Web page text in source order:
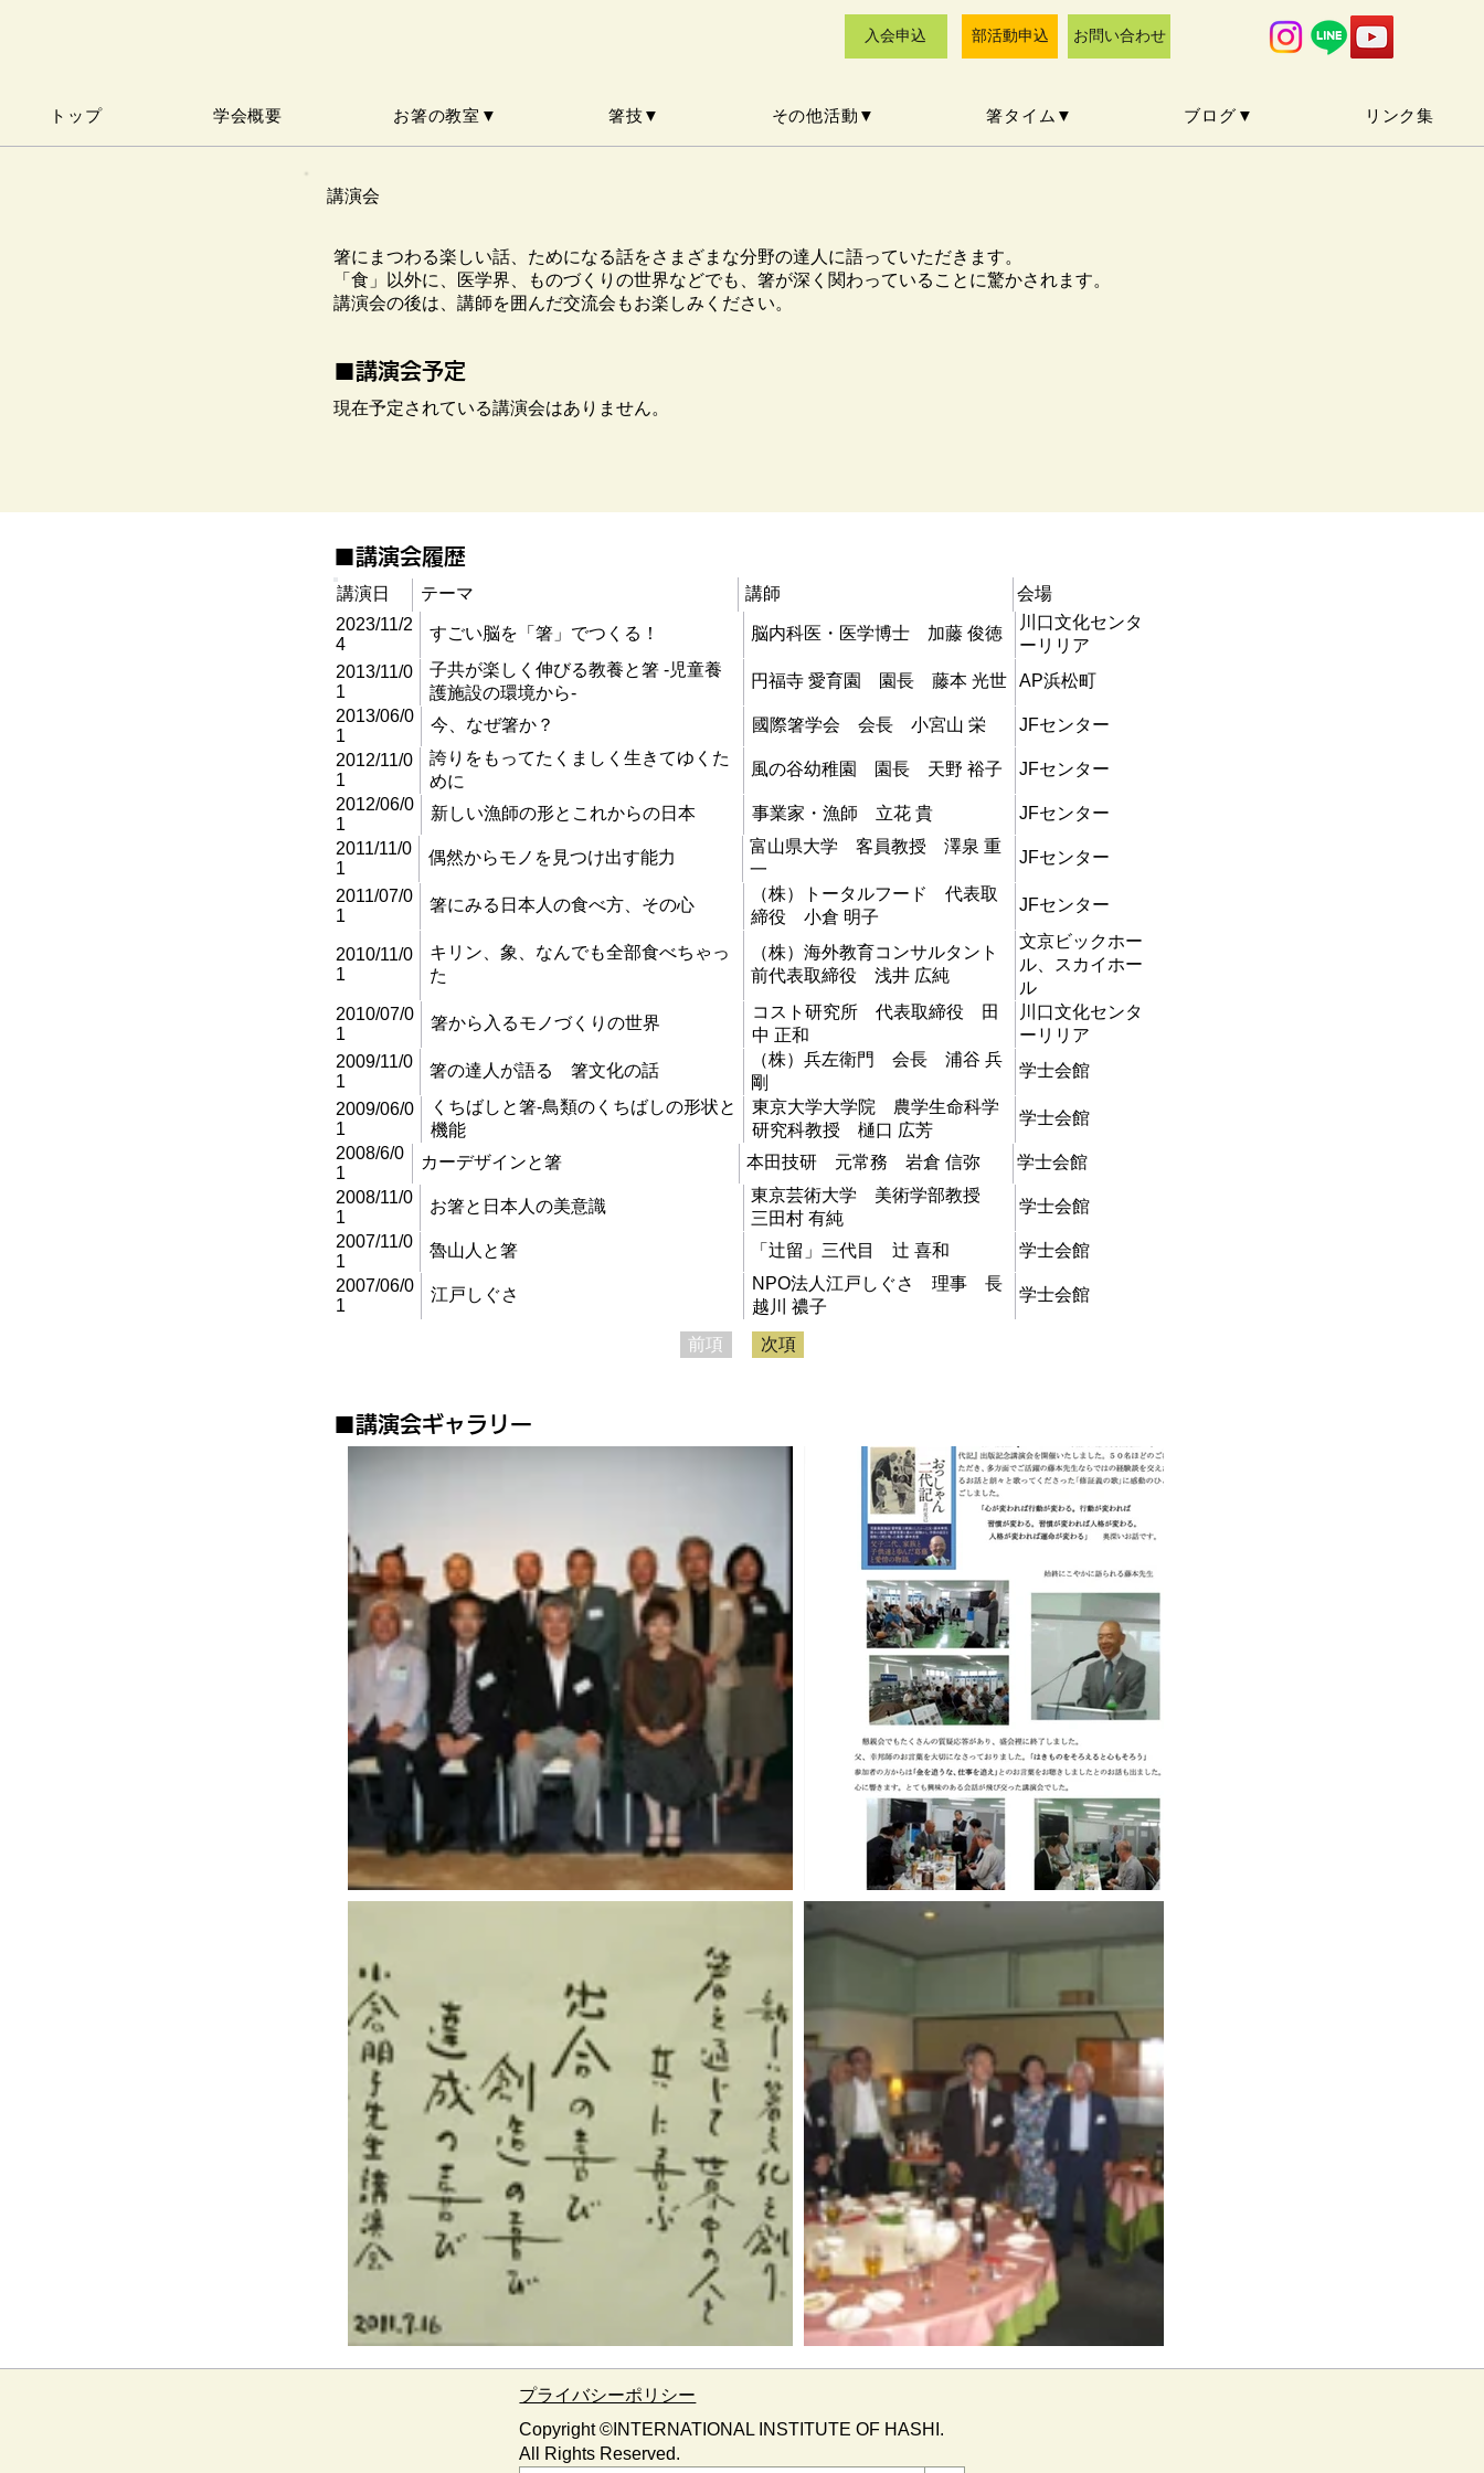
入会申込 部活動申込 お問い合わせ
トップ 学会概要 お箸の教室▼ 箸技▼ その他活動▼ 箸タイム▼ ブログ▼ リンク集
箸にまつわる楽しい話、ためになる話をさまざまな分野の達人に語っていただきます。
「食」以外に、医学界、ものづくりの世界などでも、箸が深く関わっていることに驚かされます。
​講演会の後は、講師を囲んだ交流会もお楽しみください。
講演会
​■講演会予定
​現在予定されている講演会はありません。
​■講演会履歴
次項
前項
2023/11/2
4
すごい脳を「箸」でつくる！
川口文化センタ
ーリリア
脳内科医・医学博士​ 加藤 俊徳
2013/11/0
1
子共が楽しく伸びる教養と箸 -児童養
護施設の環境から-
AP浜松町
円福寺 愛育園 園長 藤本 光世
2013/06/0
1
今、なぜ箸か？ JFセンター
國際箸学会 会長 小宮山 栄
2012/11/0
1
誇りをもってたくましく生きてゆくた
めに
JFセンター
風の谷幼稚園 園長 天野 裕子
2012/06/0
1
新しい漁師の形とこれからの日本 JFセンター
事業家・漁師 立花 貴
2011/11/0
1
偶然からモノを見つけ出す能力 JFセンター
富山県大学 客員教授 澤泉 重
一
2011/07/0
1
箸にみる日本人の食べ方、その心 JFセンター
（株）トータルフード 代表取
締役 小倉 明子
2010/11/0
1
キリン、象、なんでも全部食べちゃっ
た
文京ビックホー
ル、スカイホー
ル
（株）海外教育コンサルタント
前代表取締役 浅井 広純
2010/07/0
1
箸から入るモノづくりの世界
川口文化センタ
ーリリア
コスト研究所 代表取締役 田
中 正和
2009/11/0
1
箸の達人が語る 箸文化の話 学士会館
（株）兵左衛門 会長 浦谷 兵
剛
2009/06/0
1
くちばしと箸-鳥類のくちばしの形状と
機能
学士会館
東京大学大学院 農学生命科学
研究科教授 樋口 広芳
2008/6/0
1
カーデザインと箸 学士会館
本田技研 元常務 岩倉 信弥
2008/11/0
1
お箸と日本人の美意識 学士会館
東京芸術大学 美術学部教授
三田村 有純
2007/11/0
1
魯山人と箸 学士会館
「辻留」三代目 辻 喜和
2007/06/0
1
江戸しぐさ 学士会館
NPO法人江戸しぐさ 理事 長
越川 禯子
講演日 テーマ 講師 会場
​■講演会ギャラリー
Copyright ©​INTERNATIONAL INSTITUTE OF HASHI.
All Rights Reserved.​
​​プライバシーポリシー